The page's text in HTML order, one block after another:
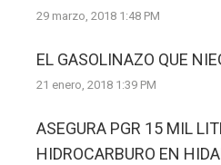
29 marzo, 2018 1:48 PM
EL GASOLINAZO QUE
21 enero, 2018 1:39 PM
ASEGURA PGR 15 MIL
HIDROCARBURO EN